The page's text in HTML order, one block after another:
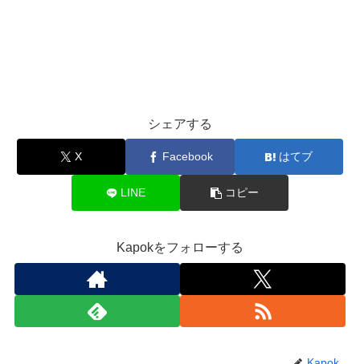
シェアする
X Facebook はてブ
LINE コピー
Kapokをフォローする